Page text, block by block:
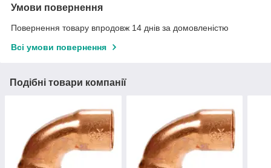
Умови повернення
Повернення товару впродовж 14 днів за домовленістю
Всі умови повернення
Подібні товари компанії